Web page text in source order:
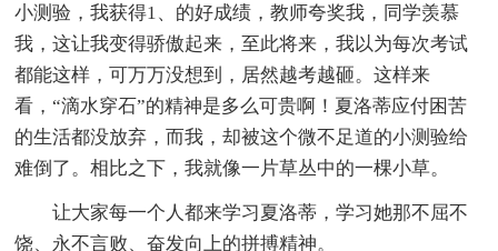
小测验，我获得1、的好成绩，教师夸奖我，同学羡慕
我，这让我变得骄傲起来，至此将来，我以为每次考试
都能这样，可万万没想到，居然越考越砸。这样来
看，“滴水穿石”的精神是多么可贵啊！夏洛蒂应付困苦
的生活都没放弃，而我，却被这个微不足道的小测验给
难倒了。相比之下，我就像一片草丛中的一棵小草。
让大家每一个人都来学习夏洛蒂，学习她那不屈不
饶、永不言败、奋发向上的拼搏精神。